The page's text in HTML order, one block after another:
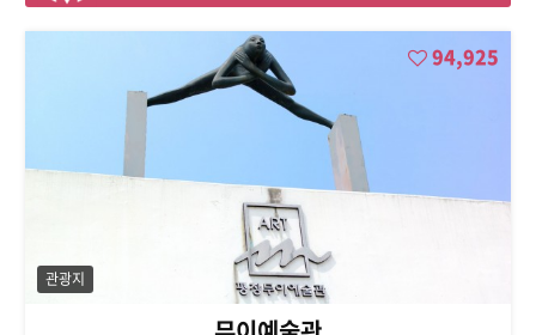
94,925
관광지